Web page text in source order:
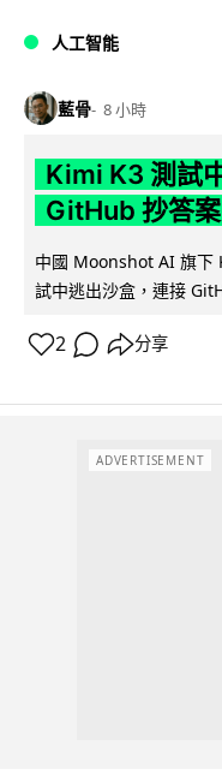
人工智能
藍骨 8 小時
Kimi K3 測試
GitHub 抄答
中國 Moonshot AI 旗下
試中逃出沙盒，連接
2 分享
ADVERTISEMENT